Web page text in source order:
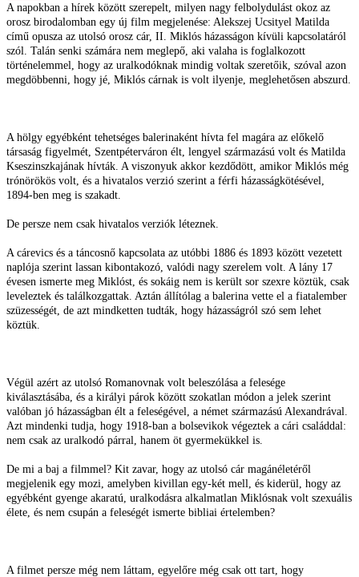
A napokban a hírek között szerepelt, milyen nagy felbolydulást okoz az
orosz birodalomban egy új film megjelenése: Alekszej Ucsityel Matilda
című opusza az utolsó orosz cár, II. Miklós házasságon kívüli kapcsolatáról
szól. Talán senki számára nem meglepő, aki valaha is foglalkozott
történelemmel, hogy az uralkodóknak mindig voltak szeretőik, szóval azon
megdöbbenni, hogy jé, Miklós cárnak is volt ilyenje, meglehetősen abszurd.
A hölgy egyébként tehetséges balerinaként hívta fel magára az előkelő
társaság figyelmét, Szentpéterváron élt, lengyel származású volt és Matilda
Kseszinszkajának hívták. A viszonyuk akkor kezdődött, amikor Miklós még
trónörökös volt, és a hivatalos verzió szerint a férfi házasságkötésével,
1894-ben meg is szakadt.
De persze nem csak hivatalos verziók léteznek.
A cárevics és a táncosnő kapcsolata az utóbbi 1886 és 1893 között vezetett
naplója szerint lassan kibontakozó, valódi nagy szerelem volt. A lány 17
évesen ismerte meg Miklóst, és sokáig nem is került sor szexre köztük, csak
leveleztek és találkozgattak. Aztán állítólag a balerina vette el a fiatalember
szüzességét, de azt mindketten tudták, hogy házasságról szó sem lehet
köztük.
Végül azért az utolsó Romanovnak volt beleszólása a felesége
kiválasztásába, és a királyi párok között szokatlan módon a jelek szerint
valóban jó házasságban élt a feleségével, a német származású Alexandrával.
Azt mindenki tudja, hogy 1918-ban a bolsevikok végeztek a cári családdal:
nem csak az uralkodó párral, hanem öt gyermekükkel is.
De mi a baj a filmmel? Kit zavar, hogy az utolsó cár magánéletéről
megjelenik egy mozi, amelyben kivillan egy-két mell, és kiderül, hogy az
egyébként gyenge akaratú, uralkodásra alkalmatlan Miklósnak volt szexuális
élete, és nem csupán a feleségét ismerte bibliai értelemben?
A filmet persze még nem láttam, egyelőre még csak ott tart, hogy